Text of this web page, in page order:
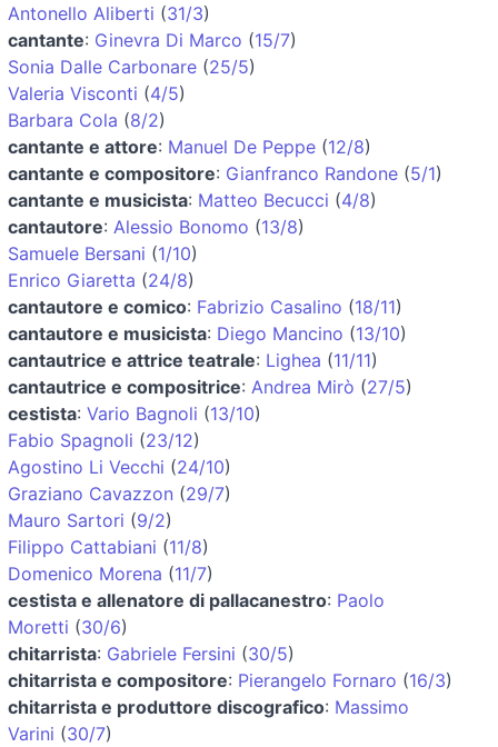
Antonello Aliberti (31/3)
cantante: Ginevra Di Marco (15/7)
Sonia Dalle Carbonare (25/5)
Valeria Visconti (4/5)
Barbara Cola (8/2)
cantante e attore: Manuel De Peppe (12/8)
cantante e compositore: Gianfranco Randone (5/1)
cantante e musicista: Matteo Becucci (4/8)
cantautore: Alessio Bonomo (13/8)
Samuele Bersani (1/10)
Enrico Giaretta (24/8)
cantautore e comico: Fabrizio Casalino (18/11)
cantautore e musicista: Diego Mancino (13/10)
cantautrice e attrice teatrale: Lighea (11/11)
cantautrice e compositrice: Andrea Mirò (27/5)
cestista: Vario Bagnoli (13/10)
Fabio Spagnoli (23/12)
Agostino Li Vecchi (24/10)
Graziano Cavazzon (29/7)
Mauro Sartori (9/2)
Filippo Cattabiani (11/8)
Domenico Morena (11/7)
cestista e allenatore di pallacanestro: Paolo
Moretti (30/6)
chitarrista: Gabriele Fersini (30/5)
chitarrista e compositore: Pierangelo Fornaro (16/3)
chitarrista e produttore discografico: Massimo
Varini (30/7)